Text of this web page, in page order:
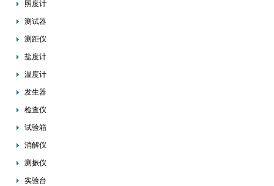
照度计
测试器
测距仪
盐度计
温度计
发生器
检查仪
试验箱
消解仪
测振仪
实验台